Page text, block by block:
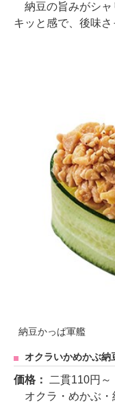
納豆の旨みがシャ
キッと感で、後味さ
納豆かっぱ軍艦
オクラいかめかぶ納
価格：
二貫110円～
オクラ・めかぶ・